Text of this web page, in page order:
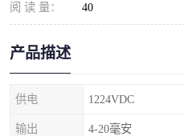
阅 读 量： 40
产品描述
供电 1224VDC
输出 4-20毫安